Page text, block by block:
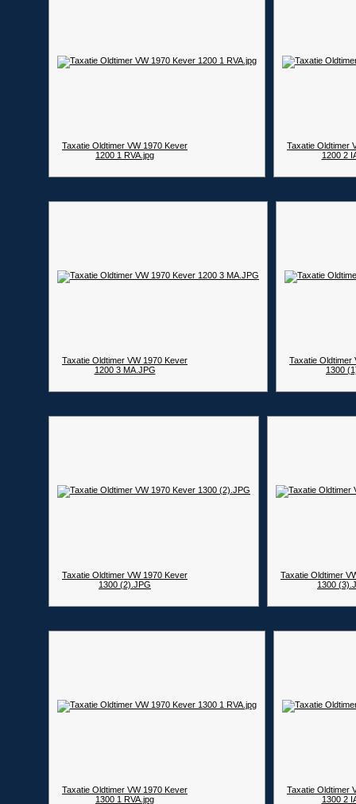
Taxatie Oldtimer VW 1970 Kever
1200 1 RVA.jpg
Taxatie Oldtimer
1200 2
Taxatie Oldtimer VW 1970 Kever
1200 3 MA.JPG
Taxatie Oldtimer
1300
Taxatie Oldtimer VW 1970 Kever
1300 (2).JPG
Taxatie Oldtimer
1300
Taxatie Oldtimer VW 1970 Kever
1300 1 RVA.jpg
Taxatie Oldtimer
1300 2